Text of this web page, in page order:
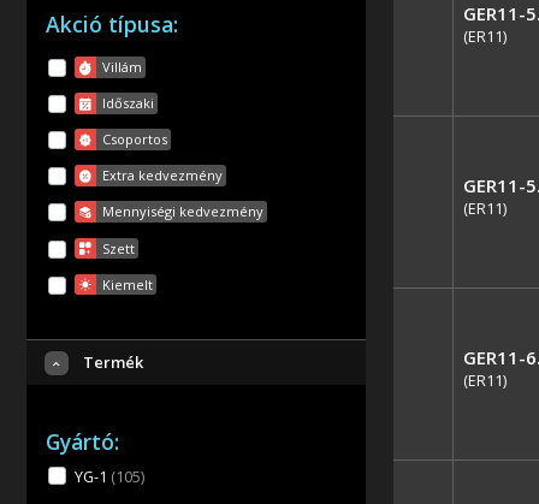
Akció típusa:
Villám
Időszaki
Csoportos
Extra kedvezmény
Mennyiségi kedvezmény
Szett
Kiemelt
Termék
Gyártó:
YG-1 (105)
GER11-
(ER11)
GER11-
(ER11)
GER11-
(ER11)